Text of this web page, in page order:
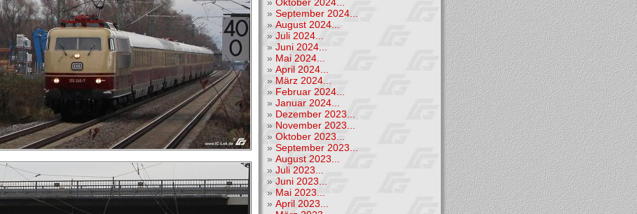
» September 2024...
» August 2024...
» Juli 2024...
» Juni 2024...
» Mai 2024...
» April 2024...
» März 2024...
» Februar 2024...
» Januar 2024...
» Dezember 2023...
» November 2023...
» Oktober 2023...
» September 2023...
» August 2023...
» Juli 2023...
» Juni 2023...
» Mai 2023...
» April 2023...